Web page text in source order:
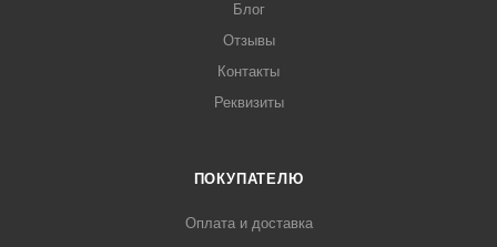
Блог
Отзывы
Контакты
Реквизиты
ПОКУПАТЕЛЮ
Оплата и доставка